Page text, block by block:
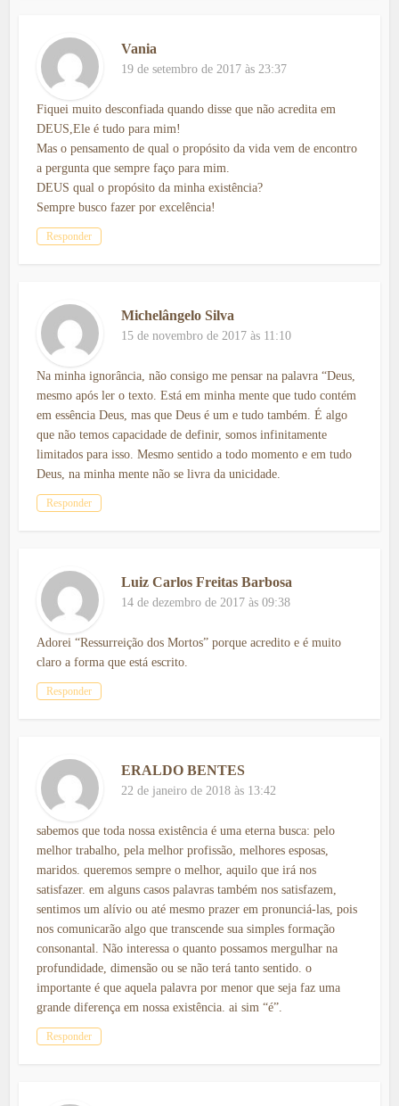
Vania
19 de setembro de 2017 às 23:37
Fiquei muito desconfiada quando disse que não acredita em
DEUS,Ele é tudo para mim!
Mas o pensamento de qual o propósito da vida vem de encontro
a pergunta que sempre faço para mim.
DEUS qual o propósito da minha existência?
Sempre busco fazer por excelência!
Responder
Michelângelo Silva
15 de novembro de 2017 às 11:10
Na minha ignorância, não consigo me pensar na palavra “Deus,
mesmo após ler o texto. Está em minha mente que tudo contém
em essência Deus, mas que Deus é um e tudo também. É algo
que não temos capacidade de definir, somos infinitamente
limitados para isso. Mesmo sentido a todo momento e em tudo
Deus, na minha mente não se livra da unicidade.
Responder
Luiz Carlos Freitas Barbosa
14 de dezembro de 2017 às 09:38
Adorei “Ressurreição dos Mortos” porque acredito e é muito
claro a forma que está escrito.
Responder
ERALDO BENTES
22 de janeiro de 2018 às 13:42
sabemos que toda nossa existência é uma eterna busca: pelo
melhor trabalho, pela melhor profissão, melhores esposas,
maridos. queremos sempre o melhor, aquilo que irá nos
satisfazer. em alguns casos palavras também nos satisfazem,
sentimos um alívio ou até mesmo prazer em pronunciá-las, pois
nos comunicarão algo que transcende sua simples formação
consonantal. Não interessa o quanto possamos mergulhar na
profundidade, dimensão ou se não terá tanto sentido. o
importante é que aquela palavra por menor que seja faz uma
grande diferença em nossa existência. ai sim “é”.
Responder